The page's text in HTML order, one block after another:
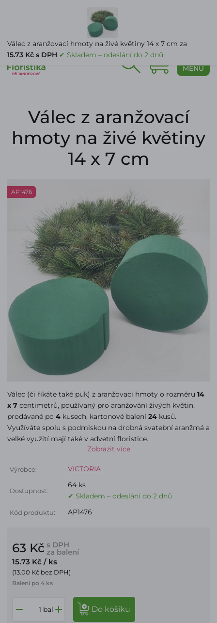
MENU
Válec z aranžovací
hmoty na živé květiny
14 x 7 cm
AP1476
Válec (či říkáte také puk) z aranžovací hmoty o rozměru 14
x 7 centimetrů, používaný pro aranžování živých květin,
prodávané po 4 kusech, kartonové balení 24 kusů.
Využíváte spolu s podmiskou na drobná svatební aranžmá a
velké využití mají také v advetní floristice.
Zobrazit více
Výrobce: VICTORIA
Dostupnost:
64 ks
✔ Skladem – odeslání do 2 dnů
Kód produktu: AP1476
63 Kč s DPH
za balení
15.73 Kč / ks
(13.00 Kč bez DPH)
Balení po 4 ks
bal do košíku
Válec z aranžovací hmoty na živé květiny 14 x 7 cm za
15.73 Kč s DPH ✔ Skladem – odeslání do 2 dnů